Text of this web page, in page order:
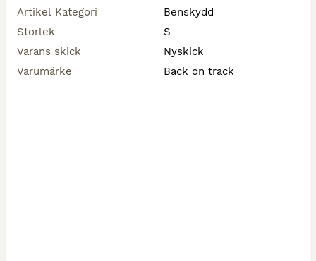
Artikel Kategori
Benskydd
Storlek
S
Varans skick
Nyskick
Varumärke
Back on track